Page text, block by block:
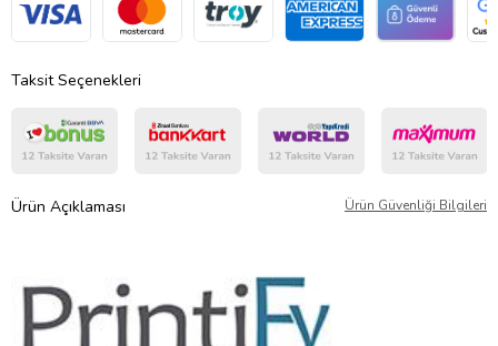
Taksit Seçenekleri
Ürün Açıklaması Ürün Güvenliği Bilgileri